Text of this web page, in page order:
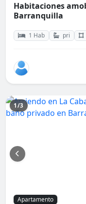
Habitaciones
Barranquilla
1 Hab pri
1/3
Apartamento